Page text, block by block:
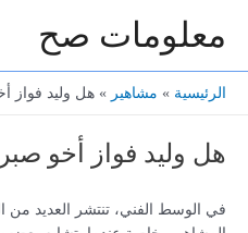
معلومات صح
الرئيسية مشاهير هل وليد فواز
هل وليد فواز أخو
في الوسط الفني، تنتشر العديد من